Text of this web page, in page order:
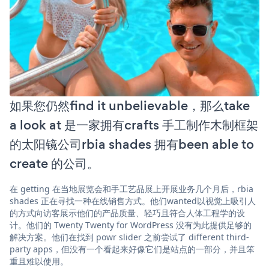
如果您仍然find it unbelievable，那么take
a look at 是一家拥有crafts 手工制作木制框架
的太阳镜公司rbia shades 拥有been able to
create 的公司。
在 getting 在当地展览会和手工艺品展上开展业务几个月后，rbia
shades 正在寻找一种在线销售方式。他们wanted以视觉上吸引人
的方式向访客展示他们的产品质量、轻巧且符合人体工程学的设
计。他们的 Twenty Twenty for WordPress 没有为此提供足够的
解决方案。他们在找到 powr slider 之前尝试了 different third-
party apps，但没有一个看起来好像它们是站点的一部分，并且笨
重且难以使用。